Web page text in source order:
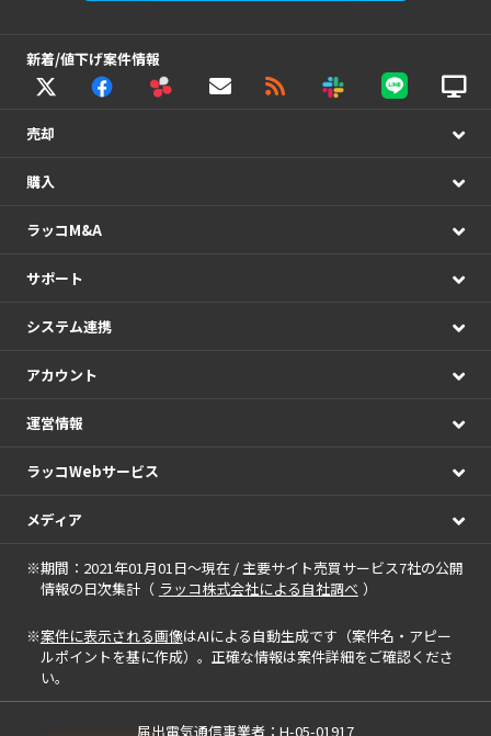
新着/値下げ案件情報
売却
購入
ラッコM&A
サポート
システム連携
アカウント
運営情報
ラッコWebサービス
メディア
※期間：2021年01月01日～現在 / 主要サイト売買サービス7社の公開
情報の日次集計（ ラッコ株式会社による自社調べ ）
※案件に表示される画像はAIによる自動生成です（案件名・アピー
ルポイントを基に作成）。正確な情報は案件詳細をご確認くださ
い。
届出電気通信事業者：H-05-01917